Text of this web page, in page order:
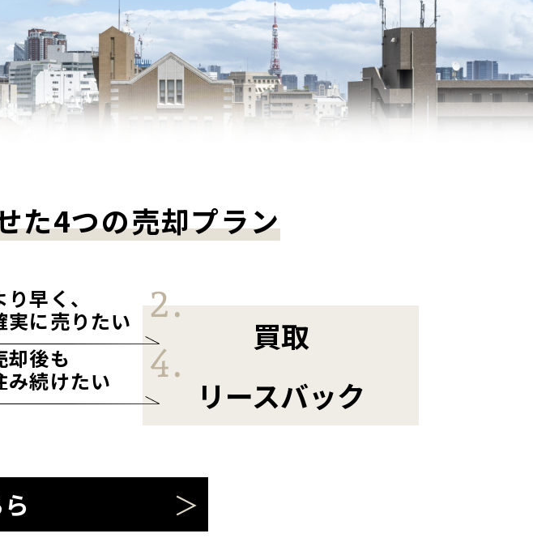
た4つの売却プラン
り早く、
実に売りたい
買取
却後も
み続けたい
リースバック